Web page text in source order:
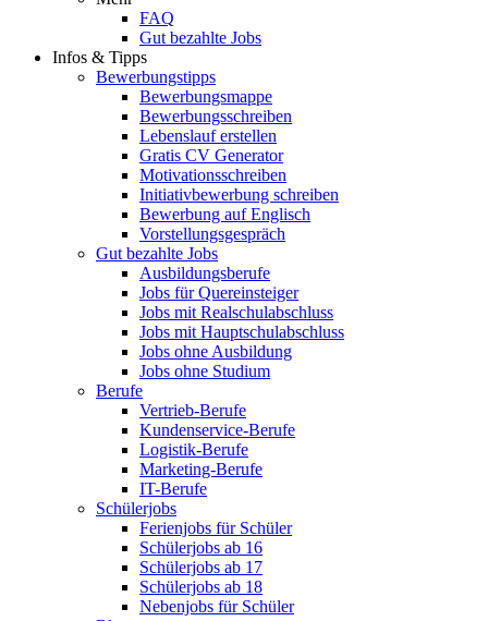
FAQ
Gut bezahlte Jobs
Infos & Tipps
Bewerbungstipps
Bewerbungsmappe
Bewerbungsschreiben
Lebenslauf erstellen
Gratis CV Generator
Motivationsschreiben
Initiativbewerbung schreiben
Bewerbung auf Englisch
Vorstellungsgespräch
Gut bezahlte Jobs
Ausbildungsberufe
Jobs für Quereinsteiger
Jobs mit Realschulabschluss
Jobs mit Hauptschulabschluss
Jobs ohne Ausbildung
Jobs ohne Studium
Berufe
Vertrieb-Berufe
Kundenservice-Berufe
Logistik-Berufe
Marketing-Berufe
IT-Berufe
Schülerjobs
Ferienjobs für Schüler
Schülerjobs ab 16
Schülerjobs ab 17
Schülerjobs ab 18
Nebenjobs für Schüler